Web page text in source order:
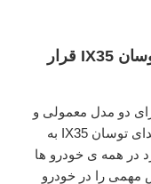
قرقری فرمان در کجای هیوندای توسان IX35 قرار
دو مدل معمولی و
هیدرولیک می باشد و قرقری فرمان هیوندای توسان IX35 به
در همه ی خودرو ها
مهمی را در خودرو